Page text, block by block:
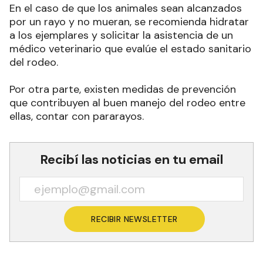
En el caso de que los animales sean alcanzados
por un rayo y no mueran, se recomienda hidratar
a los ejemplares y solicitar la asistencia de un
médico veterinario que evalúe el estado sanitario
del rodeo.
Por otra parte, existen medidas de prevención
que contribuyen al buen manejo del rodeo entre
ellas, contar con pararayos.
Recibí las noticias en tu email
RECIBIR NEWSLETTER